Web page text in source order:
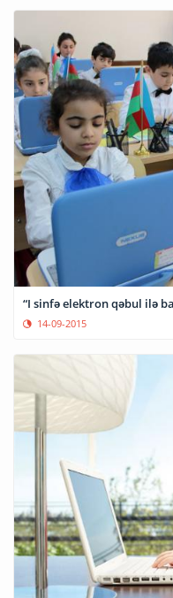
“I sinfə elektron qəbul ilə
14-09-2015